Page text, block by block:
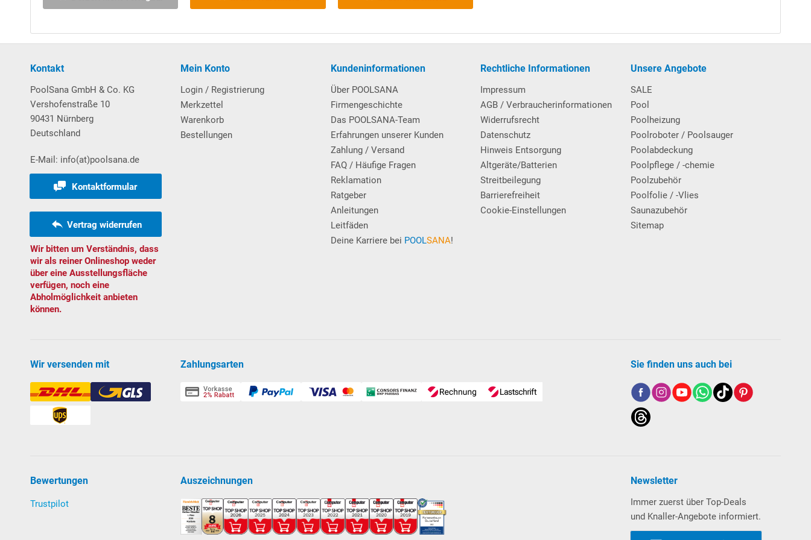
Download Vorabanleitung Aufbau Rundbecken
Pool-Leiter ausV2A-Edelstahl , eng ausladend und mit 3 rutschhemmenden Trittstufen. An der Außenseite des
Schwimmbads erfolgt die Befestigung der Poolleiter mittels Kunststoff-Einbauhülsen (im Lieferumfang enthalten),
welche ebenerdig einzementiert werden und als Aufnahme für die Leiterholme dienen.
Filtersystem
SandfilteranlagePOOLSANA - mit Filterbehälter Ø 300 mm sowieSPECK-Poolpumpe
PlusPump 5.
Pumpenspezifikationen:
Umwälzleistung: 5 m³/h bei 6 mWS
Leistungsaufnahme: 350 W; 230 Volt 1 N. Ab Werk mit Kabel und Anschlussstecker montiert
TÜV- und GS-geprüft
Lieferung mit 7-Wege-Rückspülventil, Grundplatte sowie 25 kg Filter-Quarzsand.
aufklappen zum Weiterlesen
Verrohrungsmaterial
Kontakt
PoolSana GmbH & Co. KG
Vershofenstraße 10
90431 Nürnberg
Deutschland
E-Mail: info(at)poolsana.de
Kontaktformular
Vertrag widerrufen
Wir bitten um Verständnis, dass
wir als reiner Onlineshop weder
über eine Ausstellungsfläche
verfügen, noch eine
Abholmöglichkeit anbieten
können.
Mein Konto
Login / Registrierung
Merkzettel
Warenkorb
Bestellungen
Kundeninformationen
Über POOLSANA
Firmengeschichte
Das POOLSANA-Team
Erfahrungen unserer Kunden
Zahlung / Versand
FAQ / Häufige Fragen
Reklamation
Ratgeber
Anleitungen
Leitfäden
Deine Karriere bei POOLSANA!
Rechtliche Informationen
Impressum
AGB / Verbraucherinformationen
Widerrufsrecht
Datenschutz
Hinweis Entsorgung
Altgeräte/Batterien
Streitbeilegung
Barrierefreiheit
Cookie-Einstellungen
Unsere Angebote
SALE
Pool
Poolheizung
Poolroboter / Poolsauger
Poolabdeckung
Poolpflege / -chemie
Poolzubehör
Poolfolie / -Vlies
Saunazubehör
Sitemap
Wir versenden mit Zahlungsarten Sie finden uns auch bei
Bewertungen
Trustpilot
Auszeichnungen Newsletter
Immer zuerst über Top-Deals
und Knaller-Angebote informiert.